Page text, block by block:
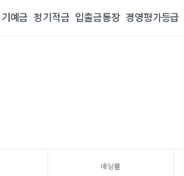
예금 정기적금 입출금통장 경영평가등급
배당률